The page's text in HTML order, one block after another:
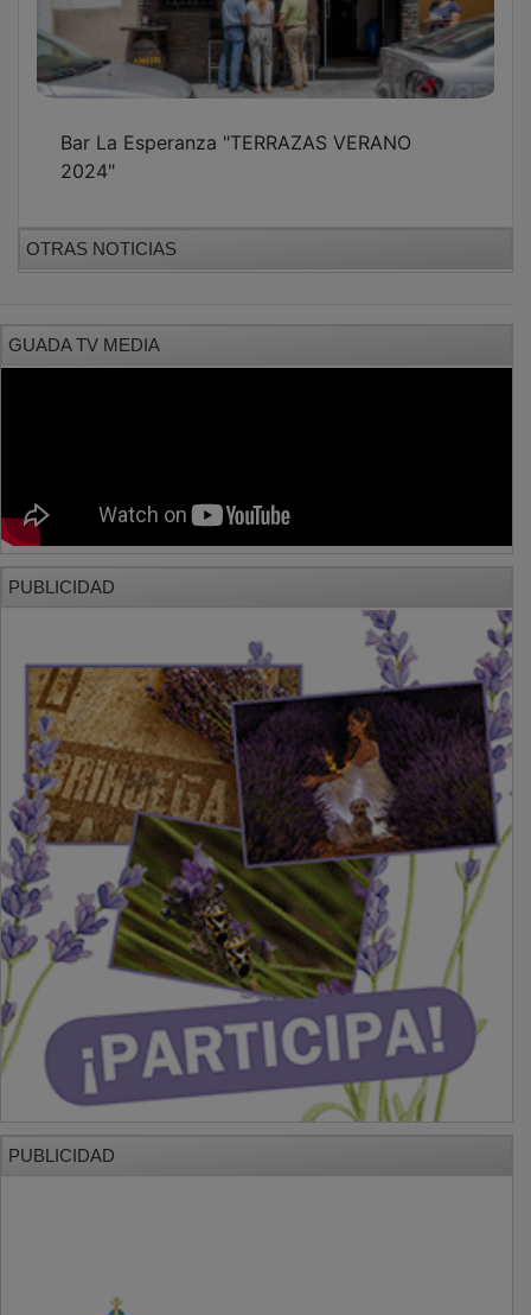
Bar La Esperanza "TERRAZAS VERANO
2024"
OTRAS NOTICIAS
GUADA TV MEDIA
PUBLICIDAD
PUBLICIDAD